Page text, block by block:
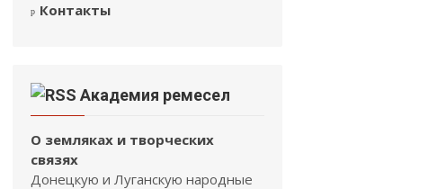
Контакты
Академия ремесел
О земляках и творческих
связях
Донецкую и Луганскую народные